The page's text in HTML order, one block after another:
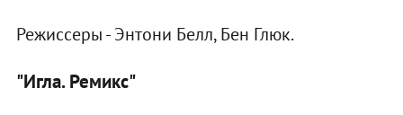
Режиссеры - Энтони Белл, Бен Глюк.
"Игла. Ремикс"